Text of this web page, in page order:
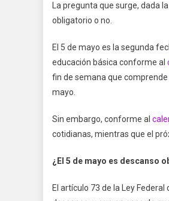
La pregunta que surge, dada
obligatorio o no.
El 5 de mayo es la segunda
educación básica conforme al
fin de semana que
mayo.
Sin embargo, conforme al
cotidianas, mientras que el
¿El 5 de mayo es descanso
El artículo 73 de la Ley